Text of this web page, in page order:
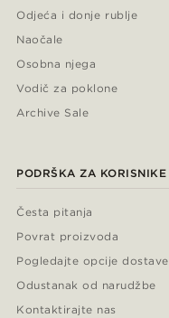
Odjeća i donje rublje
Naočale
Osobna njega
Vodič za poklone
Archive Sale
PODRŠKA ZA KORISNIKE
Česta pitanja
Povrat proizvoda
Pogledajte opcije dostave
Odustanak od narudžbe
Kontaktirajte nas